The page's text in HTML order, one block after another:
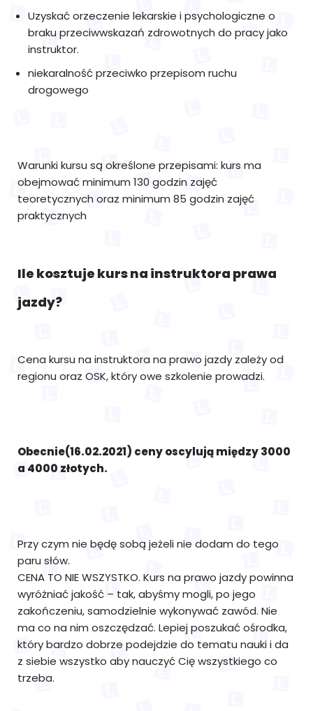
Uzyskać orzeczenie lekarskie i psychologiczne o
braku przeciwwskazań zdrowotnych do pracy jako
instruktor.
niekaralność przeciwko przepisom ruchu
drogowego
Warunki kursu są określone przepisami: kurs ma
obejmować minimum 130 godzin zajęć
teoretycznych oraz minimum 85 godzin zajęć
praktycznych
Ile kosztuje kurs na instruktora prawa
jazdy?
Cena kursu na instruktora na prawo jazdy zależy od
regionu oraz OSK, który owe szkolenie prowadzi.
Obecnie(16.02.2021) ceny oscylują między 3000
a 4000 złotych.
Przy czym nie będę sobą jeżeli nie dodam do tego
paru słów.
CENA TO NIE WSZYSTKO. Kurs na prawo jazdy powinna
wyróżniać jakość – tak, abyśmy mogli, po jego
zakończeniu, samodzielnie wykonywać zawód. Nie
ma co na nim oszczędzać. Lepiej poszukać ośrodka,
który bardzo dobrze podejdzie do tematu nauki i da
z siebie wszystko aby nauczyć Cię wszystkiego co
trzeba.